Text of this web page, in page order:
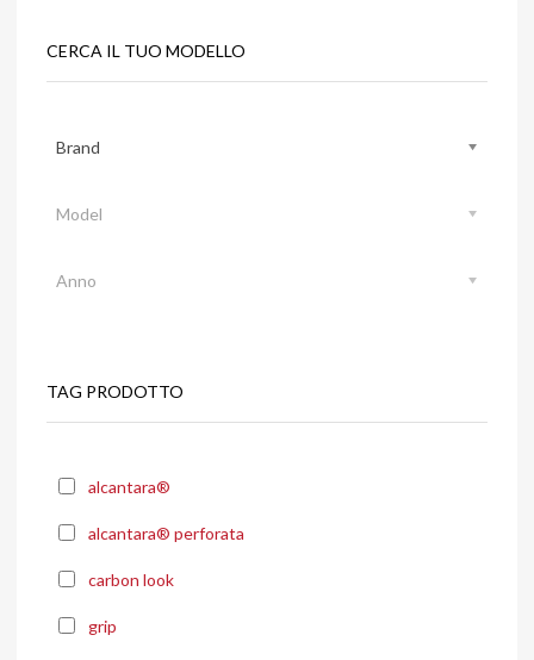
CERCA IL TUO MODELLO
Brand
Model
Anno
TAG PRODOTTO
alcantara®
alcantara® perforata
carbon look
grip